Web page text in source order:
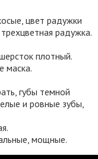
цвет радужки
радужка.
плотный.
маска.
губы темной
и ровные зубы,
мощные.